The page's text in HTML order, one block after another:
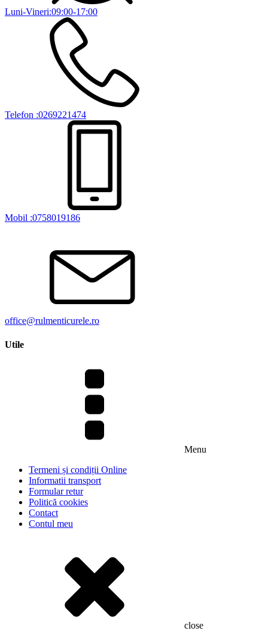
Luni-Vineri:09:00-17:00
Telefon :0269221474
Mobil :0758019186
office@rulmenticurele.ro
Utile
Menu
Termeni și condiții Online
Informatii transport
Formular retur
Politică cookies
Contact
Contul meu
close